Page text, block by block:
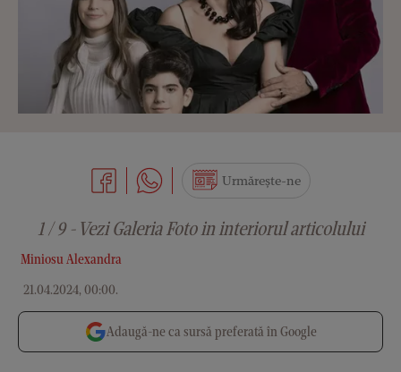
Miniosu Alexandra
21.04.2024, 00:00.
Urmărește-ne
1 / 9 - Vezi Galeria Foto in interiorul articolului
Adaugă-ne ca sursă preferată în Google